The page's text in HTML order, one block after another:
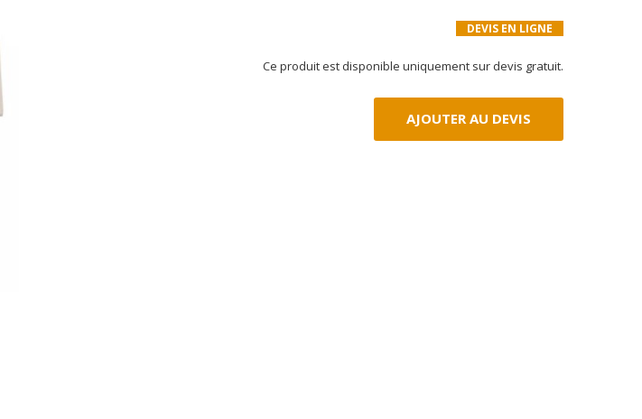
DEVIS EN LIGNE
Ce produit est disponible uniquement sur devis gratuit.
AJOUTER AU DEVIS